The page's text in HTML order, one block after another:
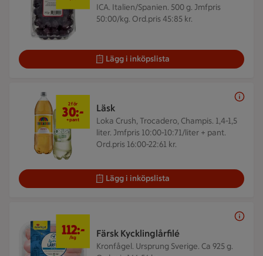
ICA. Italien/Spanien. 500 g. Jmfpris
50:00/kg. Ord.pris 45:85 kr.
Lägg i inköpslista
Läsk
Loka Crush, Trocadero, Champis. 1,4-1,5
liter. Jmfpris 10:00-10:71/liter + pant.
Ord.pris 16:00-22:61 kr.
2 för 30 kr
2 för
30:-
+pant
Lägg i inköpslista
Färsk Kycklinglårfilé
Kronfågel. Ursprung Sverige. Ca 925 g.
112:-
/kg